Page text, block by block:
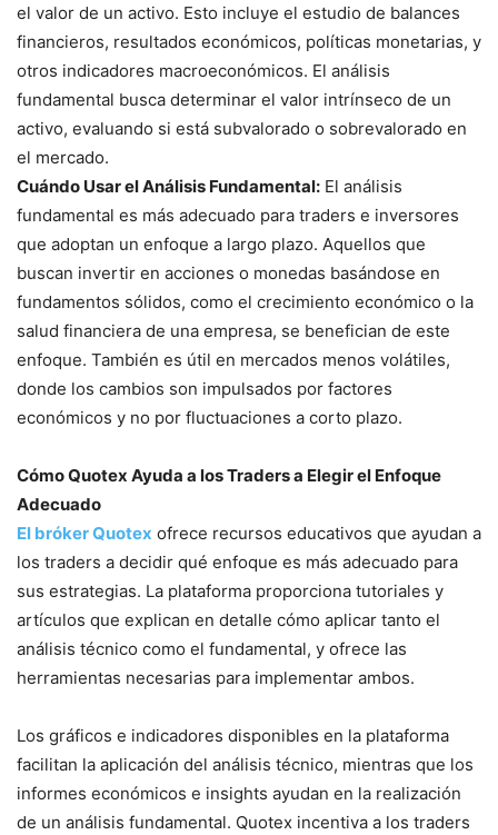
el valor de un activo. Esto incluye el estudio de balances
financieros, resultados económicos, políticas monetarias, y
otros indicadores macroeconómicos. El análisis
fundamental busca determinar el valor intrínseco de un
activo, evaluando si está subvalorado o sobrevalorado en
el mercado.
Cuándo Usar el Análisis Fundamental: El análisis
fundamental es más adecuado para traders e inversores
que adoptan un enfoque a largo plazo. Aquellos que
buscan invertir en acciones o monedas basándose en
fundamentos sólidos, como el crecimiento económico o la
salud financiera de una empresa, se benefician de este
enfoque. También es útil en mercados menos volátiles,
donde los cambios son impulsados por factores
económicos y no por fluctuaciones a corto plazo.
Cómo Quotex Ayuda a los Traders a Elegir el Enfoque
Adecuado
El bróker Quotex ofrece recursos educativos que ayudan a
los traders a decidir qué enfoque es más adecuado para
sus estrategias. La plataforma proporciona tutoriales y
artículos que explican en detalle cómo aplicar tanto el
análisis técnico como el fundamental, y ofrece las
herramientas necesarias para implementar ambos.
Los gráficos e indicadores disponibles en la plataforma
facilitan la aplicación del análisis técnico, mientras que los
informes económicos e insights ayudan en la realización
de un análisis fundamental. Quotex incentiva a los traders